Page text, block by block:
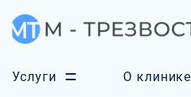
Услуги О клинике